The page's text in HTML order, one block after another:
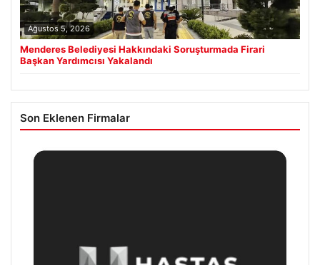
Ağustos 5, 2026
Menderes Belediyesi Hakkındaki Soruşturmada Firari
Başkan Yardımcısı Yakalandı
Son Eklenen Firmalar